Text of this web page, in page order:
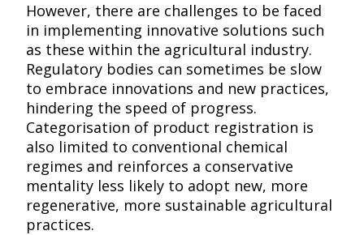
However, there are challenges to be faced
in implementing innovative solutions such
as these within the agricultural industry.
Regulatory bodies can sometimes be slow
to embrace innovations and new practices,
hindering the speed of progress.
Categorisation of product registration is
also limited to conventional chemical
regimes and reinforces a conservative
mentality less likely to adopt new, more
regenerative, more sustainable agricultural
practices.​​​​‌ ‍ ​‍​‍‌‍ ‌ ​‍‌‍‍‌‌‍‌ ‌‍‍‌‌‍ ‍​‍​‍​ ‍‍​‍​‍‌ ​ ‌‍​‌‌‍ ‍‌‍‍‌‌ ‌​‌ ‍‌​‍ ‍‌‍‍‌‌‍ ​‍​‍​‍ ​​‍​‍‌‍‍​‌ ​‍‌‍‌‌‌‍‌‍​‍​‍​ ‍‍​‍​‍​‍ ‌ ​ ‌ ‌​‌ ‌‌‌‍‌​‌‍‍‌‌‍ ​‍ ‌‍‍‌‌‍ ‍‌ ‌​‌‍‌‌‌‍ ‍‌ ‌​​‍ ‌‍‌‌‌‍‌​‌‍‍‌‌ ‌​​‍ ‌‍ ‌‌‍ ‌‍‌​‌‍‌‌​ ‌‌ ​​‌ ​‍‌‍‌‌‌ ​ ‌‍‌‌‌‍ ‍‌ ‌​‌‍​‌‌ ‌​‌‍‍‌‌‍ ‌‍ ‍​ ‍ ‌‍‍‌‌‍‌​​ ‌‌ ​​‌‍ ‌ ​ ‌ ‌​​‍ ‍‌ ​ ‌‍​‌​‍ ‍‌‍‌​‌‍ ‌‍‍‌‌‍ ‍‌‍‌ ​‍ ‌‌‍​‍‌‍‌‌‌ ‌​‌ ‌​‌‍‌‌‌ ​‍​‍ ‌‌ ​‍‌‍‌‌​‍ ‌‌‍‌​‌‍‌‌‌‍‌‍‌‍‍‌‌‍ ‍‌‍‍‌‌‍ ‍‌‍‌ ​‍ ‌‌ ​ ‌ ‌‌‌‍​ ‌‍​ ‌‍‌‌‌ ​ ‌ ​ ​‍ ‌‌‍‍‌‌‍ ‍​‍ ‌‌‍​‌‌‍‌ ‌ ​‍‌‍‍‌‌‍​ ‌ ‌‌‌‍ ​‌ ‌​‌ ‌‌‌ ​‍‌‍‌‌​‍ ‌‌‍‌‌‌‍ ‌‌ ​​‌‍ ‌ ‌ ‌‍‌‌‌ ​‍‌‍‍‌‌‍ ‍‌‍‌ ​‍ ‌‌‍‌‍‌‍​‌‌ ​‍‌‍ ‌‌‍‌‌‌ ​‍‌ ​ ​‍ ‌‌‍ ‍‌ ‌‌‌ ​‍‌ ‌​‌ ‌‌‌ ​‍‌‍‍‌‌‍ ‍‌‍‌ ​‍ ‌‌ ‌​‌‍‍​‌‍‌‌​‍ ‌‌‍‌‌‌‍ ‍‌ ‌‍‌‍‍‌‌ ​‍‌‍ ‌‍ ‍‌‍ ‌‌‍‌‌‌‍ ‍‌ ‌​​ ‍ ‌ ‌​‌ ‍‌‌ ​​‌‍‌‌​ ‌‌ ​​‌‍ ‌ ​ ‌ ‌​​ ‍ ‌ ​​‌‍​‌‌ ‌​‌‍‍​​ ‌‌‍​‍‌‍ ‌‍‌​‌ ‍‌​‍‌‌​ ‌‌‌​​‍‌‌ ‌‍‍ ‌‍‌‌‌ ‍‌​‍‌‌​ ​ ‌​‌​​‍‌‌​ ​ ‌​‌​​‍‌‌​ ​‍​ ​‍​ ​‌​ ​‍‌‍​‍​ ​‌​ ‍​​ ​ ​ ‍​‌‍‌‌‌‍‌‌‌‍​ ‌‍​‌‌‍​‍​‍‌‌​ ​‍​ ​‍​‍‌‌​ ‌‌‌​‌​​‍ ‍‌‍​ ‌‍‍​‌‍‍‌‌‍ ​‌‍‌​‌ ​‍‌‍‌‌‌‍ ‍​‍‌‌​ ‌‌‌​​‍‌‌ ‌‍‍ ‌‍‌‌‌ ‍‌​‍‌‌​ ​ ‌​‌​​‍‌‌​ ​ ‌​‌​​‍‌‌​ ​‍​ ​‍​ ​​‌‍‌‍​ ​‌​ ​‌‌‍​ ‌‍‌​​ ‌​‌‍‌‌‌‍‌‍​ ‍​‌‍‌​​ ‌​​ ​​​‍‌‌​ ​‍​ ​‍​‍‌‌​ ‌‌‌​‌​​‍ ‍‌ ‌​‌‍‌‌‌ ‍​‌ ‌​​ ‌‍​‍‌‍​‌‌ ​ ‌‍‌‌‌‌‌‌‌ ​‍‌‍ ​​ ‌​‍‌‌​ ​‍‌​‌‍‌ ​ ‌ ‌​‌ ‌‌‌‍‌​‌‍‍‌‌‍ ​‍‌‍‌‍‍‌‌‍‌​​ ‌‌ ​​‌‍ ‌ ​ ‌ ‌​​‍ ‍‌ ​ ‌‍​‌​‍ ‍‌‍‌​‌‍ ‌‍‍‌‌‍ ‍‌‍‌ ​‍ ‌‌‍​‍‌‍‌‌‌ ‌​‌ ‌​‌‍‌‌‌ ​‍​‍ ‌‌ ​‍‌‍‌‌​‍ ‌‌‍‌​‌‍‌‌‌‍‌‍‌‍‍‌‌‍ ‍‌‍‍‌‌‍ ‍‌‍‌ ​‍ ‌‌ ​ ‌ ‌‌‌‍​ ‌‍​ ‌‍‌‌‌ ​ ‌ ​ ​‍ ‌‌‍‍‌‌‍ ‍​‍ ‌‌‍​‌‌‍‌ ‌ ​‍‌‍‍‌‌‍​ ‌ ‌‌‌‍ ​‌ ‌​‌ ‌‌‌ ​‍‌‍‌‌​‍ ‌‌‍‌‌‌‍ ‌‌ ​​‌‍ ‌ ‌ ‌‍‌‌‌ ​‍‌‍‍‌‌‍ ‍‌‍‌ ​‍ ‌‌‍‌‍‌‍​‌‌ ​‍‌‍ ‌‌‍‌‌‌ ​‍‌ ​ ​‍ ‌‌‍ ‍‌ ‌‌‌ ​‍‌ ‌​‌ ‌‌‌ ​‍‌‍‍‌‌‍ ‍‌‍‌ ​‍ ‌‌ ‌​‌‍‍​‌‍‌‌​‍ ‌‌‍‌‌‌‍ ‍‌ ‌‍‌‍‍‌‌ ​‍‌‍ ‌‍ ‍‌‍ ‌‌‍‌‌‌‍ ‍‌ ‌​​‍‌‍‌ ‌​‌ ‍‌‌ ​​‌‍‌‌​ ‌‌ ​​‌‍ ‌ ​ ‌ ‌​​‍‌‍‌ ​​‌‍​‌‌ ‌​‌‍‍​​ ‌‌‍​‍‌‍ ‌‍‌​‌ ‍‌​‍‌‌​ ‌‌‌​​‍‌‌ ‌‍‍ ‌‍‌‌‌ ‍‌​‍‌‌​ ​ ‌​‌​​‍‌‌​ ​ ‌​‌​​‍‌‌​ ​‍​ ​‍​ ​‌​ ​‍‌‍​‍​ ​‌​ ‍​​ ​ ​ ‍​‌‍‌‌‌‍‌‌‌‍​ ‌‍​‌‌‍​‍​‍‌‌​ ​‍​ ​‍​‍‌‌​ ‌‌‌​‌​​‍ ‍‌‍​ ‌‍‍​‌‍‍‌‌‍ ​‌‍‌​‌ ​‍‌‍‌‌‌‍ ‍​‍‌‌​ ‌‌‌​​‍‌‌ ‌‍‍ ‌‍‌‌‌ ‍‌​‍‌‌​ ​ ‌​‌​​‍‌‌​ ​ ‌​‌​​‍‌‌​ ​‍​ ​‍​ ​​‌‍‌‍​ ​‌​ ​‌‌‍​ ‌‍‌​​ ‌​‌‍‌‌‌‍‌‍​ ‍​‌‍‌​​ ‌​​ ​​​‍‌‌​ ​‍​ ​‍​‍‌‌​ ‌‌‌​‌​​‍ ‍‌ ‌​‌‍‌‌‌ ‍​‌ ‌​​‍‌‍‌ ​​‌‍‌‌‌ ​‍‌ ​ ‌ ​​‌‍‌‌‌‍​ ‌ ‌​‌‍‍‌‌ ‌‍‌‍‌‌​ ‌‌ ​​‌ ‌‌‌‍​‍‌‍ ​‌‍‍‌‌ ​ ‌‍‍​‌‍‌‌‌‍‌​​‍​‍‌ ‌